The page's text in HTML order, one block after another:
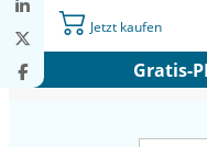
Jetzt kaufen
Gratis-